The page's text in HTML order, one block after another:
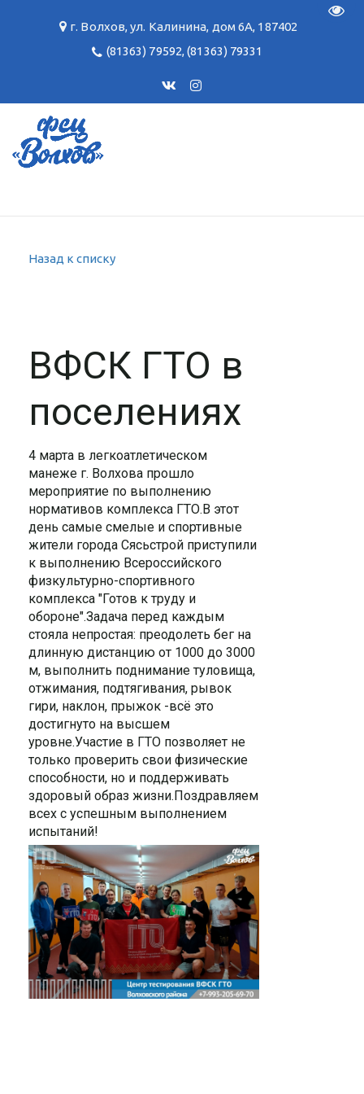
г. Волхов,ул. Калинина, дом 6А, 187402
(81363) 79592,(81363) 79331
Назад к списку
ВФСК ГТО в
поселениях
4 марта в легкоатлетическом
манеже г. Волхова прошло
мероприятие по выполнению
нормативов комплекса ГТО.В этот
день самые смелые и спортивные
жители города Сясьстрой приступили
к выполнению Всероссийского
физкультурно-спортивного
комплекса "Готов к труду и
обороне".Задача перед каждым
стояла непростая: преодолеть бег на
длинную дистанцию от 1000 до 3000
м, выполнить поднимание туловища,
отжимания, подтягивания, рывок
гири, наклон, прыжок -всё это
достигнуто на высшем
уровне.Участие в ГТО позволяет не
только проверить свои физические
способности, но и поддерживать
здоровый образ жизни.Поздравляем
всех с успешным выполнением
испытаний!